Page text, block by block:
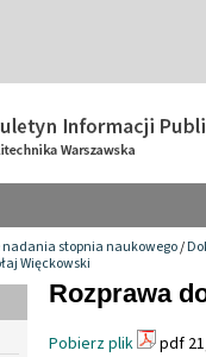
nadania stopnia naukowego/
Więckowski
Rozprawa
Pobierz plik pdf